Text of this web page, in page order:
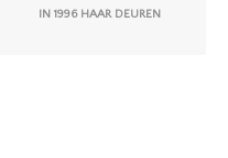
IN 1996 HAAR DEUREN